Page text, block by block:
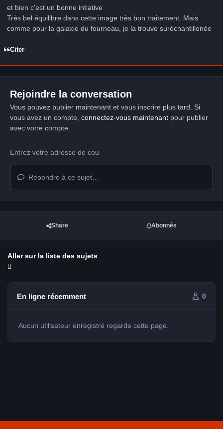
et bien c'est un bonne intiative
Très bel équilibre dans cette image très bon traitement. Mais
comme pour la galaxie du fourneau, je la trouve suréchantillonée
Citer
Rejoindre la conversation
Vous pouvez publier maintenant et vous inscrire plus tard. Si
vous avez un compte, connectez-vous maintenantpour publier
avec votre compte.
Répondre à ce sujet…
Share Abonnés
Aller sur la liste des sujets
En ligne récemment 0
Aucun utilisateur enregistré regarde cette page.